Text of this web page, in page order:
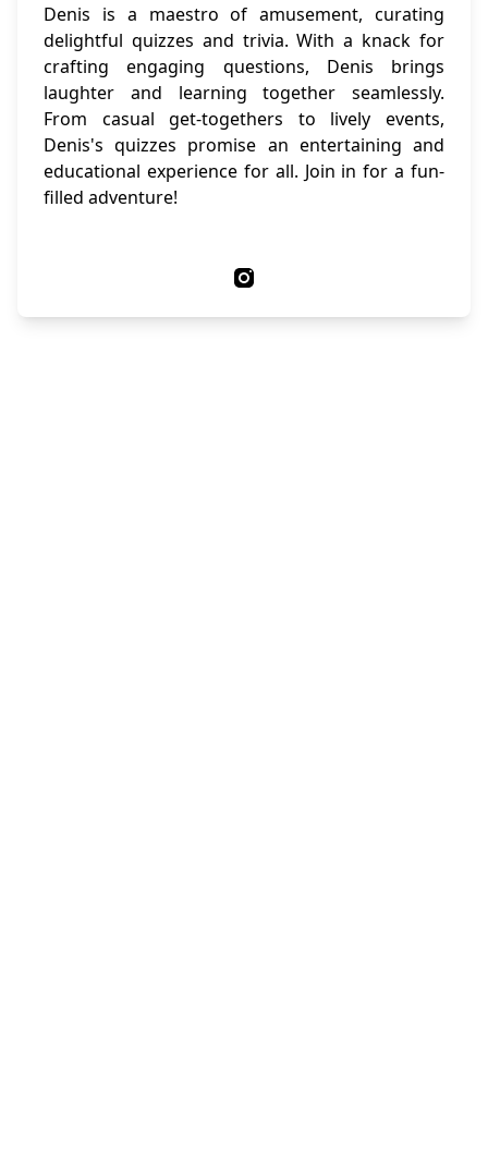
Denis is a maestro of amusement, curating
delightful quizzes and trivia. With a knack for
crafting engaging questions, Denis brings
laughter and learning together seamlessly.
From casual get-togethers to lively events,
Denis's quizzes promise an entertaining and
educational experience for all. Join in for a fun-
filled adventure!